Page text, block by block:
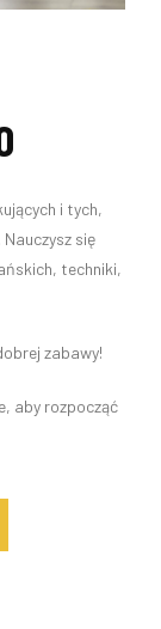
i tych,
się
techniki,
zabawy!
aby rozpocząć